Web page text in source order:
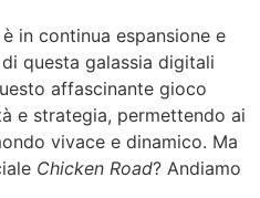
in continua espansione e
questa galassia digitali
affascinante gioco
e strategia, permettendo ai
vivace e dinamico. Ma
Chicken Road? Andiamo